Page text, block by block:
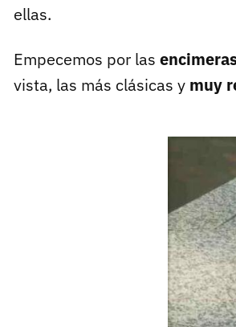
ellas.
Empecemos por las
vista, las más clásicas y muy